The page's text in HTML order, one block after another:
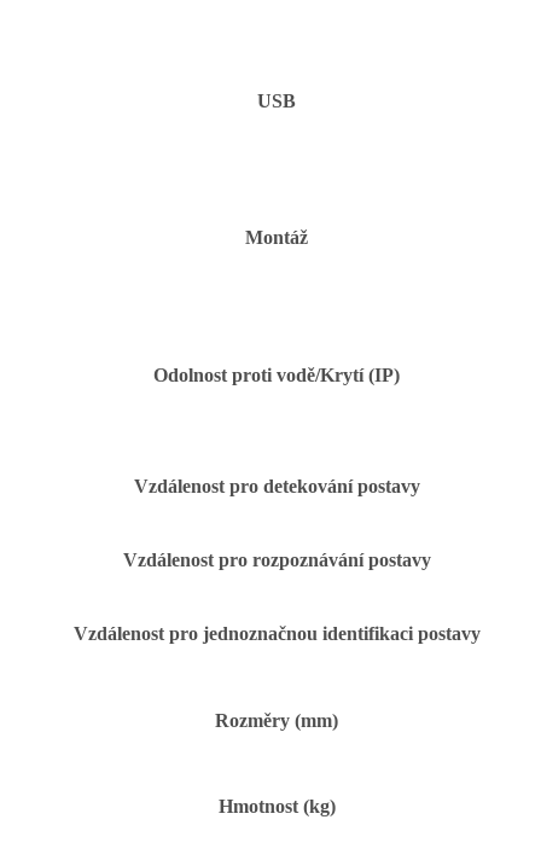
USB
Montáž
Odolnost proti vodě/Krytí (IP)
Vzdálenost pro detekování postavy
Vzdálenost pro rozpoznávání postavy
Vzdálenost pro jednoznačnou identifikaci postavy
Rozměry (mm)
Hmotnost (kg)